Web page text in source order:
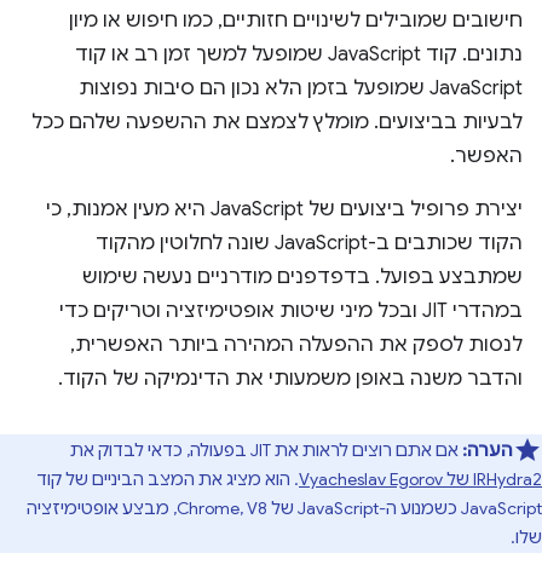
חישובים שמובילים לשינויים חזותיים, כמו חיפוש או מיון
נתונים. קוד JavaScript שמופעל למשך זמן רב או קוד
JavaScript שמופעל בזמן הלא נכון הם סיבות נפוצות
לבעיות בביצועים. מומלץ לצמצם את ההשפעה שלהם ככל
האפשר.
יצירת פרופיל ביצועים של JavaScript היא מעין אמנות, כי
הקוד שכותבים ב-JavaScript שונה לחלוטין מהקוד
שמתבצע בפועל. בדפדפנים מודרניים נעשה שימוש
במהדרי JIT ובכל מיני שיטות אופטימיזציה וטריקים כדי
לנסות לספק את ההפעלה המהירה ביותר האפשרית,
והדבר משנה באופן משמעותי את הדינמיקה של הקוד.
הערה: אם אתם רוצים לראות את JIT בפעולה, כדאי לבדוק את
IRHydra2 של Vyacheslav Egorov
. הוא מציג את המצב הביניים של קוד
JavaScript כשמנוע ה-JavaScript של Chrome, V8, מבצע אופטימיזציה
שלו.